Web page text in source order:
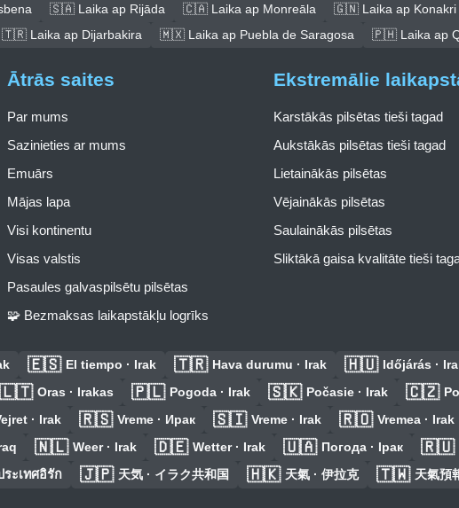
🇸🇦 Laika ap Rijāda 🇨🇦 Laika ap Monreāla
🇬🇳 Laika ap Konakri
🇹🇷 Laika ap Dijarbakira 🇲🇽 Laika ap Puebla de Saragosa 🇵🇭 Laika ap
Ātrās saites
Par mums
Sazinieties ar mums
Emuārs
Mājas lapa
Visi kontinentu
Visas valstis
Pasaules galvaspilsētu pilsētas
🧩 Bezmaksas laikapstākļu logrīks
Ekstremālie
Karstākās pilsētas tieši tagad
Aukstākās pilsētas tieši tagad
Lietainākās pilsētas
Vējainākās pilsētas
Saulainākās pilsētas
Sliktākā gaisa kvalitāte tieši
🇪🇸 El tiempo · Irak 🇹🇷 Hava durumu · Irak 🇭🇺 Időjárás ·
🇱🇹 Oras · Irakas 🇵🇱 Pogoda · Irak 🇸🇰 Počasie · Irak 🇨🇿
· Irak 🇷🇸 Vreme · Ирак 🇸🇮 Vreme · Irak 🇷🇴 Vremea · Irak
🇳🇱 Weer · Irak 🇩🇪 Wetter · Irak 🇺🇦 Погода · Ірак
🇷🇺
ระเทศอิรัก 🇯🇵 天気 · イラク共和国 🇭🇰 天氣 · 伊拉克 🇹🇼 天氣預